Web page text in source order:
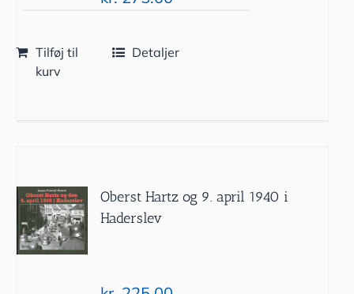
Tilføj til
kurv
Detaljer
Oberst Hartz og 9. april 1940 i
Haderslev